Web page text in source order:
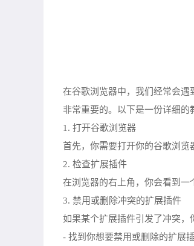
在谷歌浏览器中，我们经常会遇
非常重要的。以下是一份详细的
1. 打开谷歌浏览器
首先，你需要打开你的谷歌浏览
2. 检查扩展插件
在浏览器的右上角，你会看到一
3. 禁用或删除冲突的扩展插件
如果某个扩展插件引发了冲突，
- 找到你想要禁用或删除的扩展